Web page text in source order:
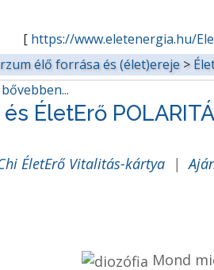
[ https://www.eletenergia.hu/
élő forrása és (élet)ereje >
ÉletErő
ÉletErő Vitalitás-kártya |
Mond